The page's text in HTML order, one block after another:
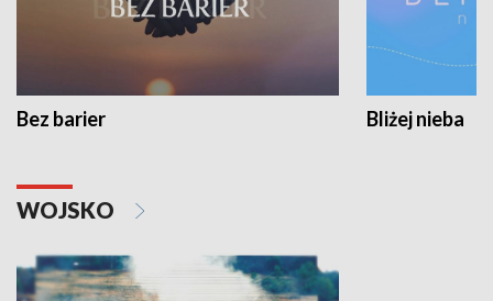
Bez barier Bliżej nieba
WOJSKO